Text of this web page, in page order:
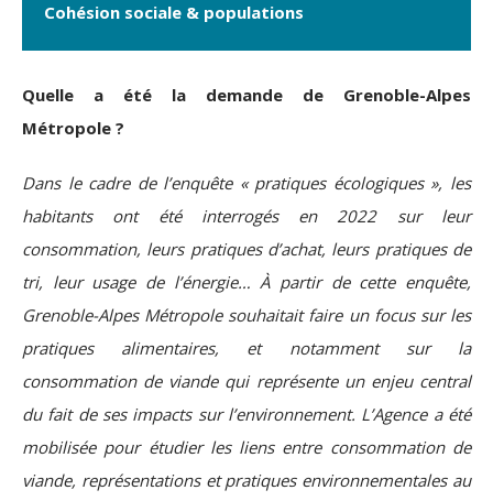
Cohésion sociale & populations
Quelle a été la demande de Grenoble-Alpes
Métropole ?
Dans le cadre de l’enquête « pratiques écologiques », les
habitants ont été interrogés en 2022 sur leur
consommation, leurs pratiques d’achat, leurs pratiques de
tri, leur usage de l’énergie… À partir de cette enquête,
Grenoble-Alpes Métropole souhaitait faire un focus sur les
pratiques alimentaires, et notamment sur la
consommation de viande qui représente un enjeu central
du fait de ses impacts sur l’environnement. L’Agence a été
mobilisée pour étudier les liens entre consommation de
viande, représentations et pratiques environnementales au